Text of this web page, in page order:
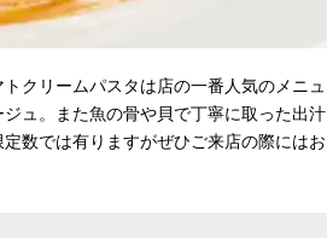
クリームパスタは店の一番人気のメニュ
ュ。また魚の骨や貝で丁寧に取った出汁
数では有りますがぜひご来店の際にはお